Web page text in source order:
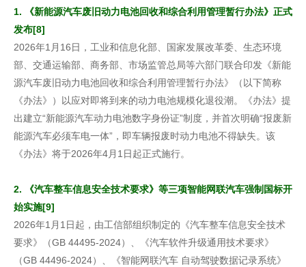
1. 《新能源汽车废旧动力电池回收和综合利用管理暂行办法》正式
发布[8]
2026年1月16日，工业和信息化部、国家发展改革委、生态环境
部、交通运输部、商务部、市场监管总局等六部门联合印发《新能
源汽车废旧动力电池回收和综合利用管理暂行办法》（以下简称
《办法》）以应对即将到来的动力电池规模化退役潮。《办法》提
出建立“新能源汽车动力电池数字身份证”制度，并首次明确“报废新
能源汽车必须车电一体”，即车辆报废时动力电池不得缺失。该
《办法》将于2026年4月1日起正式施行。
2. 《汽车整车信息安全技术要求》等三项智能网联汽车强制国标开
始实施[9]
2026年1月1日起，由工信部组织制定的《汽车整车信息安全技术
要求》（GB 44495-2024）、《汽车软件升级通用技术要求》
（GB 44496-2024）、《智能网联汽车 自动驾驶数据记录系统》